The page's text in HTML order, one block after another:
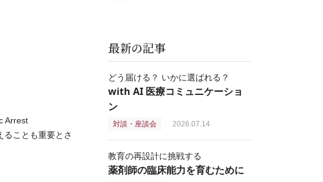
Arrest
ことも重要とさ
最新の記事
どう届ける？ いかに選ばれる？
with AI 医療コミュニケーショ
ン
対談・座談会 2026.07.14
教育の再設計に挑戦する
薬剤師の臨床能力を育むために